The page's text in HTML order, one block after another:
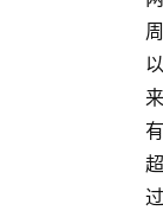
周
以
来
有
超
过